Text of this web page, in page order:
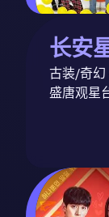
长安
古装/奇幻
盛唐观星